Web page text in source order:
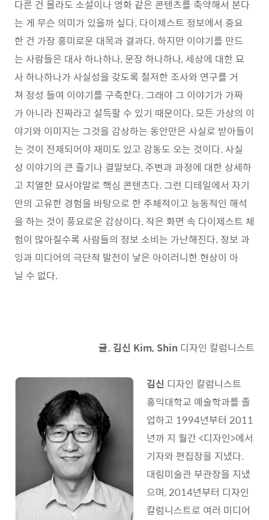
다른 건 몰라도 소설이나 영화 같은 콘텐츠를 축약해서 본다
는 게 무슨 의미가 있을까 싶다. 다이제스트 정보에서 중요
한 건 가장 흥미로운 대목과 결과다. 하지만 이야기를 만드
는 사람들은 대사 하나하나, 문장 하나하나, 세상에 대한 묘
사 하나하나가 사실성을 갖도록 철저한 조사와 연구를 거
쳐 정성 들여 이야기를 구축한다. 그래야 그 이야기가 가짜
가 아니라 진짜라고 설득할 수 있기 때문이다. 모든 가상의 이
야기와 이미지는 그것을 감상하는 동안만은 사실로 받아들이
는 것이 전제되어야 재미도 있고 감동도 오는 것이다. 사실
상 이야기의 큰 줄기나 결말보다, 주변과 과정에 대한 상세하
고 치열한 묘사야말로 핵심 콘텐츠다. 그런 디테일에서 자기
만의 고유한 경험을 바탕으로 한 주체적이고 능동적인 해석
을 하는 것이 풍요로운 감상이다. 작은 화면 속 다이제스트 체
험이 많아질수록 사람들의 정보 소비는 가난해진다. 정보 과
잉과 미디어의 극단적 발전이 낳은 아이러니한 현상이 아
닐 수 없다.
글. 김신 Kim, Shin 디자인 칼럼니스트
김신 디자인 칼럼니스트
홍익대학교 예술학과를 졸
업하고 1994년부터 2011
년까 지 월간 <디자인>에서
기자와 편집장을 지냈다.
대림미술관 부관장을 지냈
으며, 2014년부터 디자인
칼럼니스트로 여러 미디어